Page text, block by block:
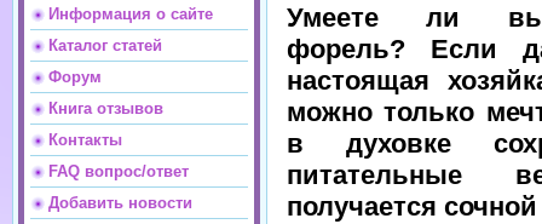
Информация о сайте
Каталог статей
Форум
Книга отзывов
Контакты
FAQ вопрос/ответ
Добавить новости
Умеете ли вы
форель? Если
настоящая
можно только
в духовке
питательные
получается